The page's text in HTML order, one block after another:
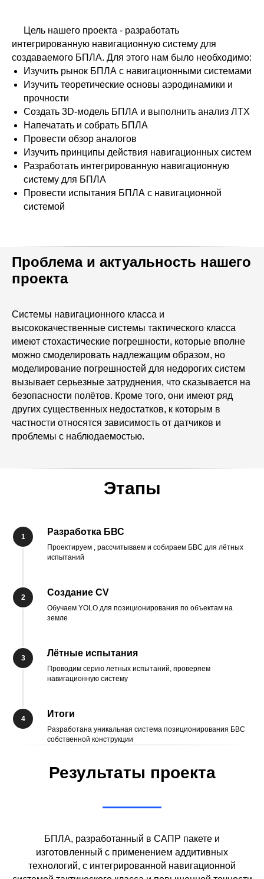
Цель нашего проекта - разработать
интегрированную навигационную систему для
создаваемого БПЛА. Для этого нам было необходимо:
Изучить рынок БПЛА с навигационными системами
Изучить теоретические основы аэродинамики и
прочности
Создать 3D-модель БПЛА и выполнить анализ ЛТХ
Напечатать и собрать БПЛА
Провести обзор аналогов
Изучить принципы действия навигационных систем
Разработать интегрированную навигационную
систему для БПЛА
Провести испытания БПЛА с навигационной
системой
Проблема и актуальность нашего
проекта
Системы навигационного класса и
высококачественные системы тактического класса
имеют стохастические погрешности, которые вполне
можно смоделировать надлежащим образом, но
моделирование погрешностей для недорогих систем
вызывает серьезные затруднения, что сказывается на
безопасности полётов. Кроме того, они имеют ряд
других существенных недостатков, к которым в
частности относятся зависимость от датчиков и
проблемы с наблюдаемостью.
Этапы
Разработка БВС
Проектируем , рассчитываем и собираем БВС для лётных
испытаний
Создание CV
Обучаем YOLO для позиционирования по объектам на
земле
Лётные испытания
Проводим серию летных испытаний, проверяем
навигационную систему
Итоги
Разработана уникальная система позиционирования БВС
собственной конструкции
Результаты проекта
БПЛА, разработанный в САПР пакете и
изготовленный с применением аддитивных
технологий, с интегрированной навигационной